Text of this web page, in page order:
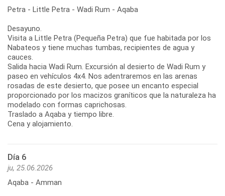
Petra - Little Petra - Wadi Rum - Aqaba
Desayuno.
Visita a Little Petra (Pequeña Petra) que fue habitada por los
Nabateos y tiene muchas tumbas, recipientes de agua y
cauces.
Salida hacia Wadi Rum. Excursión al desierto de Wadi Rum y
paseo en vehículos 4x4. Nos adentraremos en las arenas
rosadas de este desierto, que posee un encanto especial
proporcionado por los macizos graníticos que la naturaleza ha
modelado con formas caprichosas.
Traslado a Aqaba y tiempo libre.
Cena y alojamiento.
Día 6
ju, 25.06.2026
Aqaba - Amman